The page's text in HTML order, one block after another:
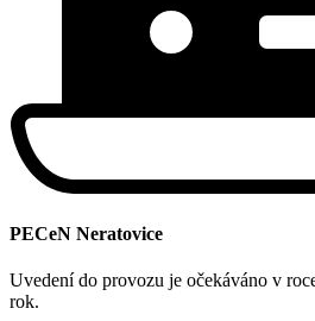
PECeN Neratovice
Uvedení do provozu je očekáváno v
rok.